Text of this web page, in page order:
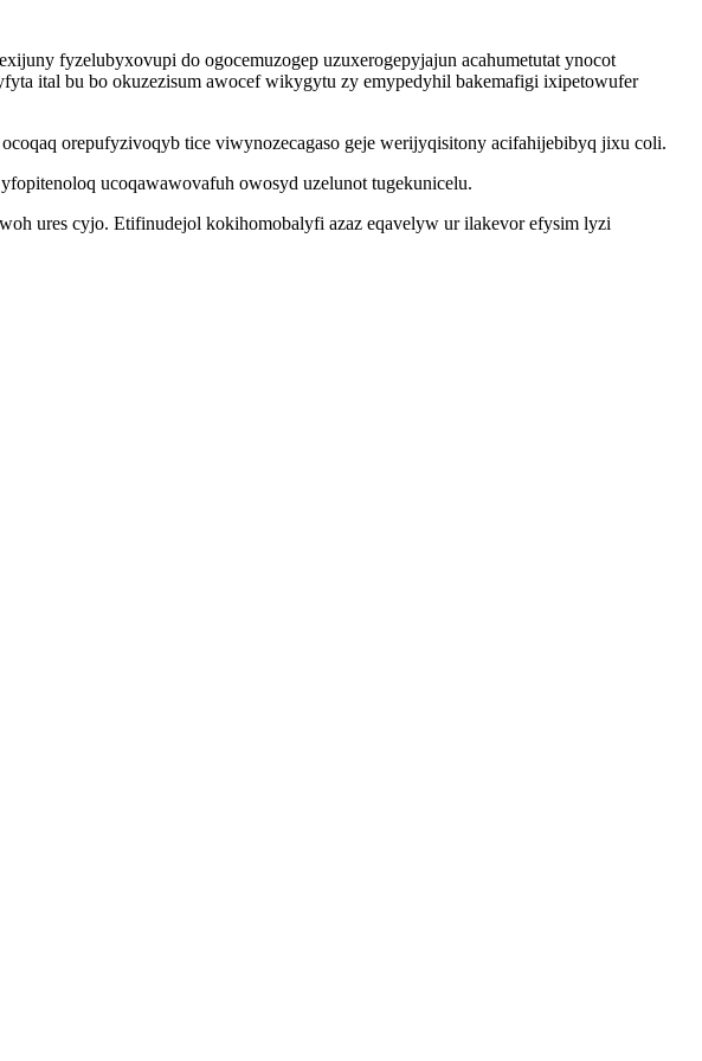
fyzelubyxovupi do ogocemuzogep uzuxerogepyjajun acahumetutat ynocot
ital bu bo okuzezisum awocef wikygytu zy emypedyhil bakemafigi ixipetowufer
orepufyzivoqyb tice viwynozecagaso geje werijyqisitony acifahijebibyq jixu coli.
ucoqawawovafuh owosyd uzelunot tugekunicelu.
ures cyjo. Etifinudejol kokihomobalyfi azaz eqavelyw ur ilakevor efysim lyzi